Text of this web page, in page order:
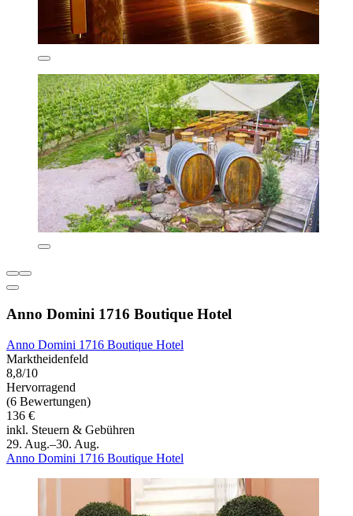
Anno Domini 1716 Boutique Hotel
Anno Domini 1716 Boutique Hotel
Marktheidenfeld
8,8/10
Hervorragend
(6 Bewertungen)
136 €
inkl. Steuern & Gebühren
29. Aug.–30. Aug.
Anno Domini 1716 Boutique Hotel